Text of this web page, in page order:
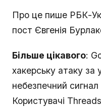
Про це пише РБК-
пост Євгенія
Більше цікавого:
хакерську атаку
небезпечний сигнал
Користувачі